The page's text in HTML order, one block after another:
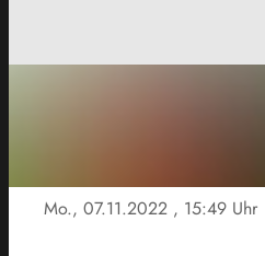
Mo., 07.11.2022 , 15:49 Uhr